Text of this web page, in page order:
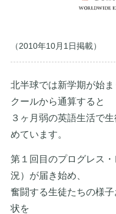
（2010年10月1日掲載）
北半球では新学期が始
クールから通算すると
３ヶ月弱の英語生活で
めています。
第１回目のプログレス
況）が届き始め、
奮闘する生徒たちの様
状を